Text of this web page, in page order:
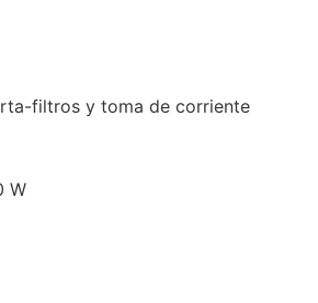
filtros y toma de corriente
W